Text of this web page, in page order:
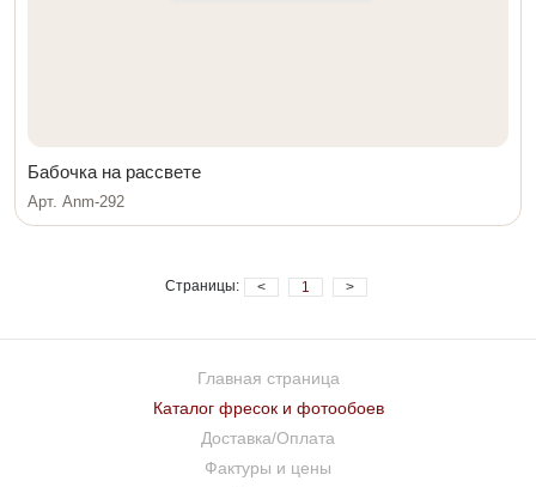
Бабочка на рассвете
Арт. Anm-292
Страницы: < 1 >
Главная страница
Каталог фресок и фотообоев
Доставка/Оплата
Фактуры и цены